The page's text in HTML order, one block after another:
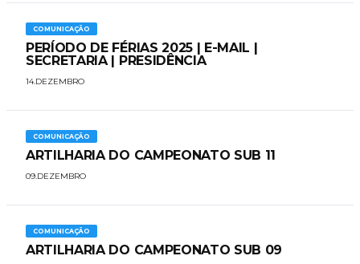
COMUNICAÇÃO
PERÍODO DE FÉRIAS 2025 | E-MAIL |
SECRETARIA | PRESIDÊNCIA
14.DEZEMBRO
COMUNICAÇÃO
ARTILHARIA DO CAMPEONATO SUB 11
09.DEZEMBRO
COMUNICAÇÃO
ARTILHARIA DO CAMPEONATO SUB 09